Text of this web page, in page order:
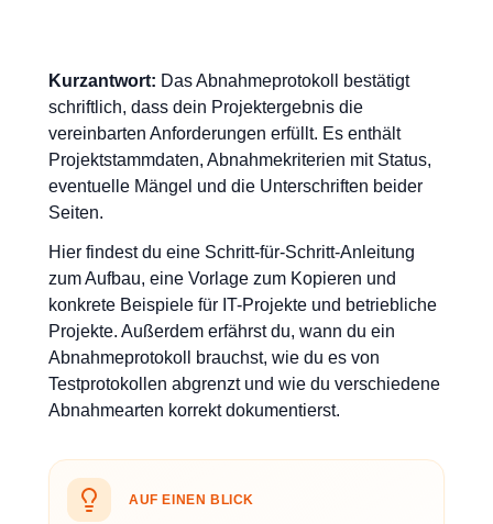
Kurzantwort: Das Abnahmeprotokoll bestätigt
schriftlich, dass dein Projektergebnis die
vereinbarten Anforderungen erfüllt. Es enthält
Projektstammdaten, Abnahmekriterien mit Status,
eventuelle Mängel und die Unterschriften beider
Seiten.
Hier findest du eine Schritt-für-Schritt-Anleitung
zum Aufbau, eine Vorlage zum Kopieren und
konkrete Beispiele für IT-Projekte und betriebliche
Projekte. Außerdem erfährst du, wann du ein
Abnahmeprotokoll brauchst, wie du es von
Testprotokollen abgrenzt und wie du verschiedene
Abnahmearten korrekt dokumentierst.
AUF EINEN BLICK